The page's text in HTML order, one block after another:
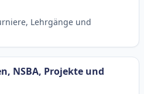
Lehrgänge und
NSBA, Projekte und